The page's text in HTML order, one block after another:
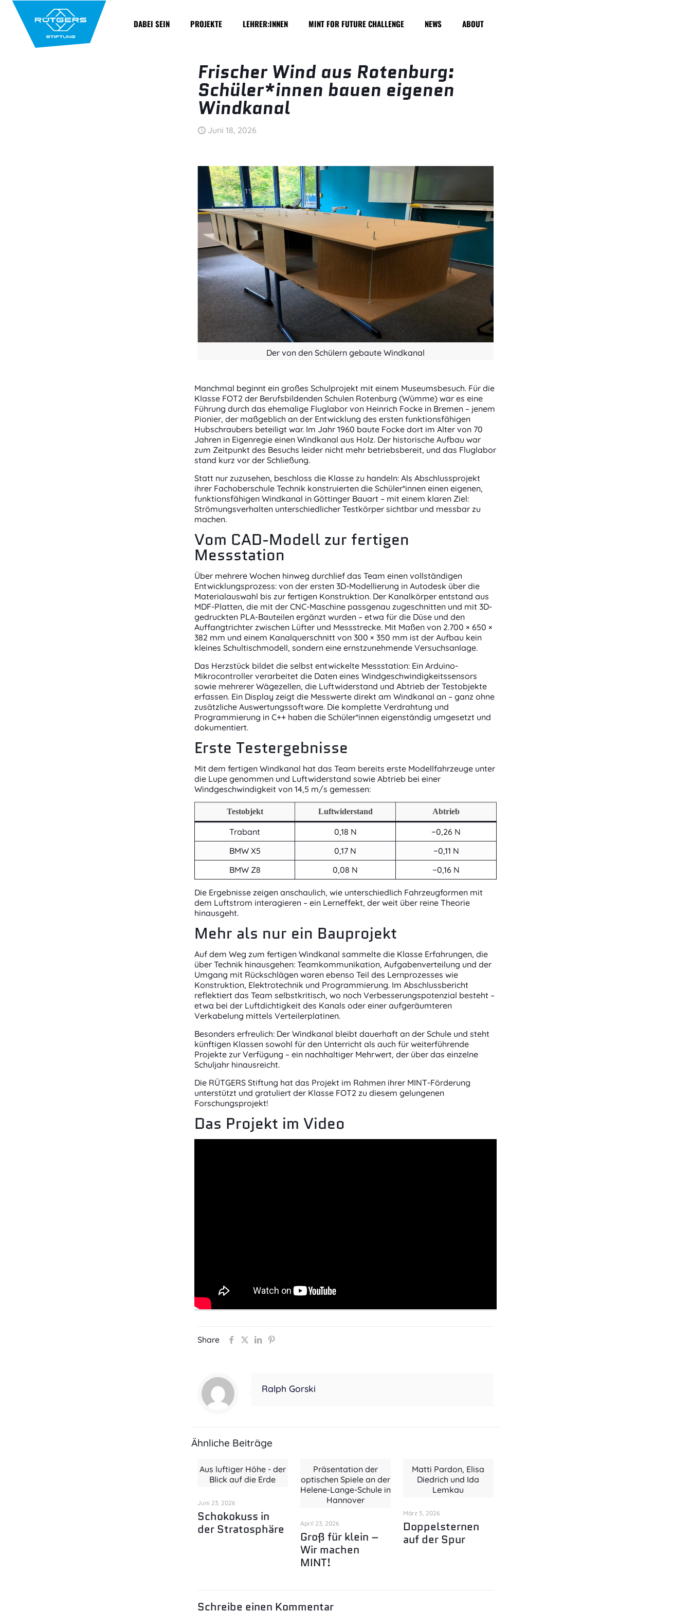
DABEI SEIN PROJEKTE LEHRER:INNEN MINT FOR FUTURE CHALLENGE NEWS ABOUT
Frischer Wind aus Rotenburg:
Schüler*innen bauen eigenen
Windkanal
Juni 18, 2026
Der von den Schülern gebaute Windkanal
Manchmal beginnt ein großes Schulprojekt mit einem Museumsbesuch. Für die
Klasse FOT2 der Berufsbildenden Schulen Rotenburg (Wümme) war es eine
Führung durch das ehemalige Fluglabor von Heinrich Focke in Bremen – jenem
Pionier, der maßgeblich an der Entwicklung des ersten funktionsfähigen
Hubschraubers beteiligt war. Im Jahr 1960 baute Focke dort im Alter von 70
Jahren in Eigenregie einen Windkanal aus Holz. Der historische Aufbau war
zum Zeitpunkt des Besuchs leider nicht mehr betriebsbereit, und das Fluglabor
stand kurz vor der Schließung.
Statt nur zuzusehen, beschloss die Klasse zu handeln: Als Abschlussprojekt
ihrer Fachoberschule Technik konstruierten die Schüler*innen einen eigenen,
funktionsfähigen Windkanal in Göttinger Bauart – mit einem klaren Ziel:
Strömungsverhalten unterschiedlicher Testkörper sichtbar und messbar zu
machen.
Vom CAD-Modell zur fertigen
Messstation
Über mehrere Wochen hinweg durchlief das Team einen vollständigen
Entwicklungsprozess: von der ersten 3D-Modellierung in Autodesk über die
Materialauswahl bis zur fertigen Konstruktion. Der Kanalkörper entstand aus
MDF-Platten, die mit der CNC-Maschine passgenau zugeschnitten und mit 3D-
gedruckten PLA-Bauteilen ergänzt wurden – etwa für die Düse und den
Auffangtrichter zwischen Lüfter und Messstrecke. Mit Maßen von 2.700 × 650 ×
382 mm und einem Kanalquerschnitt von 300 × 350 mm ist der Aufbau kein
kleines Schultischmodell, sondern eine ernstzunehmende Versuchsanlage.
Das Herzstück bildet die selbst entwickelte Messstation: Ein Arduino-
Mikrocontroller verarbeitet die Daten eines Windgeschwindigkeitssensors
sowie mehrerer Wägezellen, die Luftwiderstand und Abtrieb der Testobjekte
erfassen. Ein Display zeigt die Messwerte direkt am Windkanal an – ganz ohne
zusätzliche Auswertungssoftware. Die komplette Verdrahtung und
Programmierung in C++ haben die Schüler*innen eigenständig umgesetzt und
dokumentiert.
Erste Testergebnisse
Mit dem fertigen Windkanal hat das Team bereits erste Modellfahrzeuge unter
die Lupe genommen und Luftwiderstand sowie Abtrieb bei einer
Windgeschwindigkeit von 14,5 m/s gemessen:
Testobjekt Luftwiderstand Abtrieb
Trabant 0,18 N
−0,26 N
BMW X5
0,17 N
−0,11 N
BMW Z8
0,08 N −0,16 N
Die Ergebnisse zeigen anschaulich, wie unterschiedlich Fahrzeugformen mit
dem Luftstrom interagieren – ein Lerneffekt, der weit über reine Theorie
hinausgeht.
Mehr als nur ein Bauprojekt
Auf dem Weg zum fertigen Windkanal sammelte die Klasse Erfahrungen, die
über Technik hinausgehen: Teamkommunikation, Aufgabenverteilung und der
Umgang mit Rückschlägen waren ebenso Teil des Lernprozesses wie
Konstruktion, Elektrotechnik und Programmierung. Im Abschlussbericht
reflektiert das Team selbstkritisch, wo noch Verbesserungspotenzial besteht –
etwa bei der Luftdichtigkeit des Kanals oder einer aufgeräumteren
Verkabelung mittels Verteilerplatinen.
Besonders erfreulich: Der Windkanal bleibt dauerhaft an der Schule und steht
künftigen Klassen sowohl für den Unterricht als auch für weiterführende
Projekte zur Verfügung – ein nachhaltiger Mehrwert, der über das einzelne
Schuljahr hinausreicht.
Die RÜTGERS Stiftung hat das Projekt im Rahmen ihrer MINT-Förderung
unterstützt und gratuliert der Klasse FOT2 zu diesem gelungenen
Forschungsprojekt!
Das Projekt im Video
Share
Ralph Gorski
Ähnliche Beiträge
Aus luftiger Höhe - der
Blick auf die Erde
Juni 23, 2026
Schokokuss in
der Stratosphäre
Präsentation der
optischen Spiele an der
Helene-Lange-Schule in
Hannover
April 23, 2026
Groß für klein –
Wir machen
MINT!
Matti Pardon, Elisa
Diedrich und Ida
Lemkau
März 5, 2026
Doppelsternen
auf der Spur
Schreibe einen Kommentar